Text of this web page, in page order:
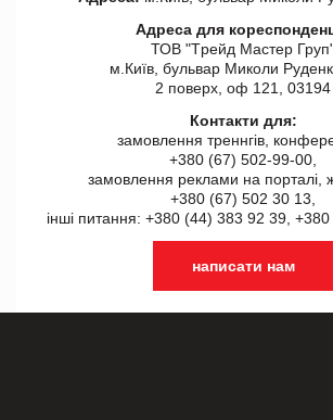
Адреса для
ТОВ "Tрейд Мастер
м.Київ, бульвар Миколи
2 поверх, оф 121, 03194
Контакти для:
замовлення треннгів,
+380 (67) 502-99-00,
замовлення реклами на порталі,
+380 (67) 502 30 13,
інші питання: +380 (44) 383 92 39,
написати нам